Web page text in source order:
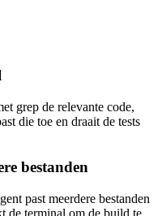
grep de relevante code,
die toe en draait de tests
bestanden
past meerdere bestanden
de terminal om de build te